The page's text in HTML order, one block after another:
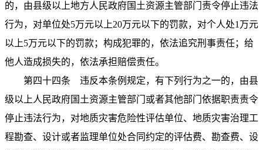
的，由县级以上地方人民政府国土资源主管部门责令停止违法
行为，对单位处5万元以上20万元以下的罚款，对个人处1 万元
以上5万元以下的罚款；构成犯罪的，依法追究刑事责任；给
他人造成损失的，依法承担赔偿责任。
第四十四条 违反本条例规定，有下列行为之一的，由县
级以上人民政府国土资源主管部门或者其他部门依据职责责令
停止违法行为，对地质灾害危险性评估单位、地质灾害治理工
程勘查、设计或者监理单位处合同约定的评估费、勘查费、设